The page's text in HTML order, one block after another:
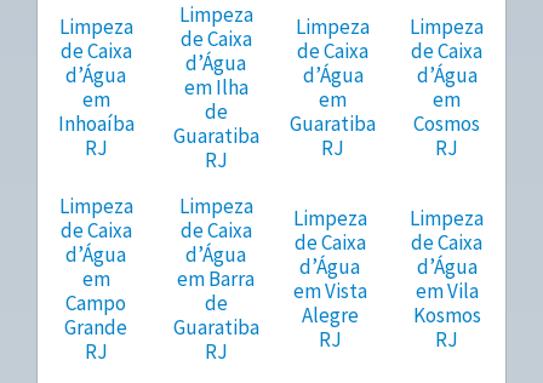
Limpeza
de Caixa
d’Água
em
Inhoaíba
RJ
Limpeza
de Caixa
d’Água
em Ilha
de
Guaratiba
RJ
Limpeza
de Caixa
d’Água
em
Guaratiba
RJ
Limpeza
de Caixa
d’Água
em
Cosmos
RJ
Limpeza
de Caixa
d’Água
em
Campo
Grande
RJ
Limpeza
de Caixa
d’Água
em Barra
de
Guaratiba
RJ
Limpeza
de Caixa
d’Água
em Vista
Alegre
RJ
Limpeza
de Caixa
d’Água
em Vila
Kosmos
RJ